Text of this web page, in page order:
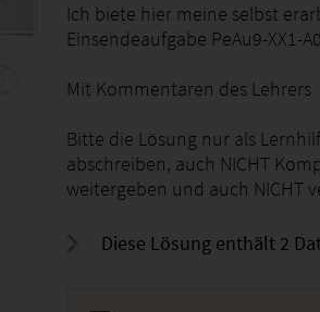
Ich biete hier meine selbst
Einsendeaufgabe PeAu9-XX1-
Mit Kommentaren des Lehrers
Bitte die Lösung nur als
abschreiben, auch NICHT
weitergeben und auch NICHT
Diese Lösung enthält 2